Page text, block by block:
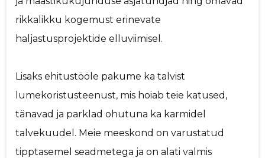
rikkalikku kogemust erinevate
haljastusprojektide elluviimisel.
Lisaks ehitustööle pakume ka talvist
lumekoristusteenust, mis hoiab teie katused,
tänavad ja parklad ohutuna ka karmidel
talvekuudel. Meie meeskond on varustatud
tipptasemel seadmetega ja on alati valmis